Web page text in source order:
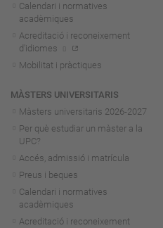
Calendari i normatives
acadèmiques
Acreditació i reconeixement
d'idiomes
Mobilitat i pràctiques
MÀSTERS UNIVERSITARIS
Màsters universitaris 2026-2027
Per què estudiar un màster a la
UPC?
Accés, admissió i matrícula
Preus i beques
Calendari i normatives
acadèmiques
Acreditació i reconeixement